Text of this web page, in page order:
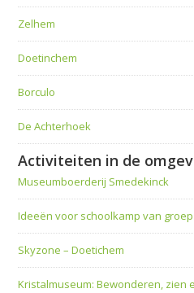
Zelhem
Doetinchem
Borculo
De Achterhoek
Activiteiten in de
Museumboerderij Smedekinck
Ideeën voor schoolkamp van
Skyzone – Doetichem
Kristalmuseum: Bewonderen, zien